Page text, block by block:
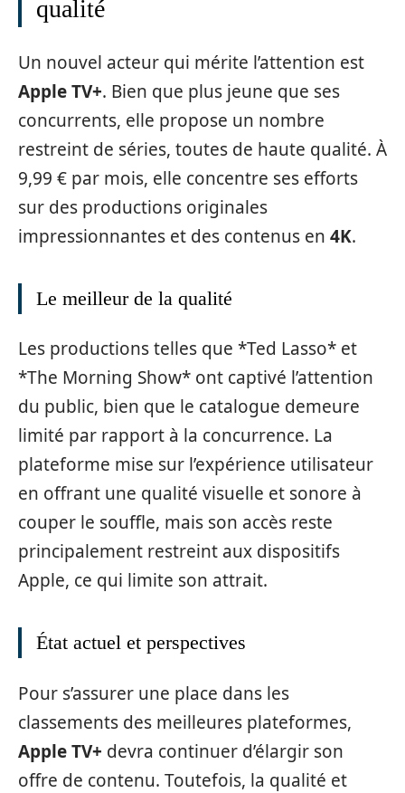
qualité
Un nouvel acteur qui mérite l’attention est
Apple TV+. Bien que plus jeune que ses
concurrents, elle propose un nombre
restreint de séries, toutes de haute qualité. À
9,99 € par mois, elle concentre ses efforts
sur des productions originales
impressionnantes et des contenus en 4K.
Le meilleur de la qualité
Les productions telles que *Ted Lasso* et
*The Morning Show* ont captivé l’attention
du public, bien que le catalogue demeure
limité par rapport à la concurrence. La
plateforme mise sur l’expérience utilisateur
en offrant une qualité visuelle et sonore à
couper le souffle, mais son accès reste
principalement restreint aux dispositifs
Apple, ce qui limite son attrait.
État actuel et perspectives
Pour s’assurer une place dans les
classements des meilleures plateformes,
Apple TV+ devra continuer d’élargir son
offre de contenu. Toutefois, la qualité et